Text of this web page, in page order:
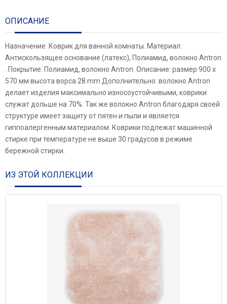
ОПИСАНИЕ
Назначение: Коврик для ванной комнаты. Материал:
Антискользящее основание (латекс), Полиамид, волокно Antron
. Покрытие: Полиамид, волокно Antron. Описание: размер 900 х
570 мм высота ворса 28 mm Дополнительно: волокно Antron
делает изделия максимально износоустойчивыми, коврики
служат дольше на 70%. Так же волокно Antron благодаря своей
структуре имеет защиту от пятен и пыли и является
гиппоалергенным материалом. Коврики подлежат машинной
стирке при температуре не выше 30 градусов в режиме
бережной стирки.
ИЗ ЭТОЙ КОЛЛЕКЦИИ